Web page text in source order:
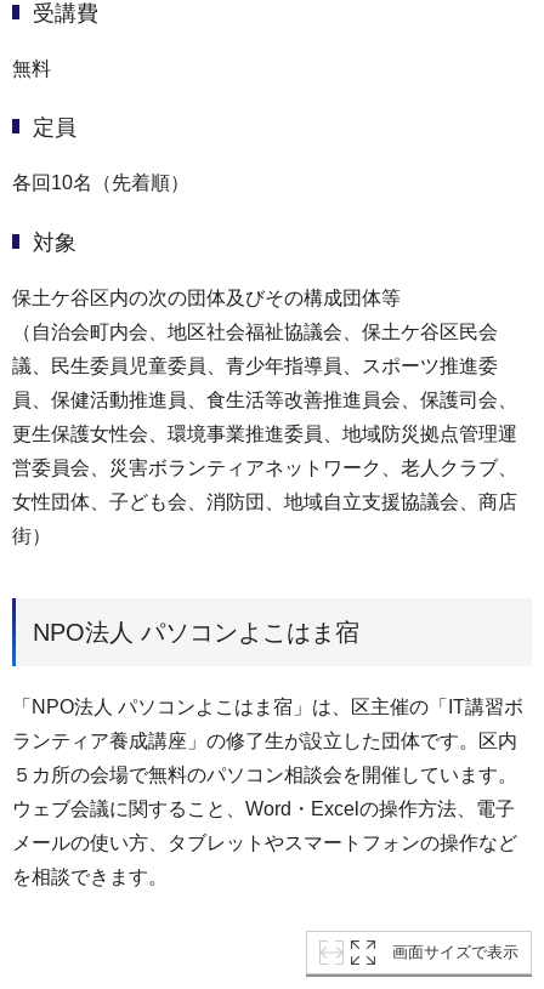
受講費
無料
定員
各回10名（先着順）
対象
保土ケ谷区内の次の団体及びその構成団体等
（自治会町内会、地区社会福祉協議会、保土ケ谷区民会
議、民生委員児童委員、青少年指導員、スポーツ推進委
員、保健活動推進員、食生活等改善推進員会、保護司会、
更生保護女性会、環境事業推進委員、地域防災拠点管理運
営委員会、災害ボランティアネットワーク、老人クラブ、
女性団体、子ども会、消防団、地域自立支援協議会、商店
街）
NPO法人 パソコンよこはま宿
「NPO法人 パソコンよこはま宿」は、区主催の「IT講習ボ
ランティア養成講座」の修了生が設立した団体です。区内
５カ所の会場で無料のパソコン相談会を開催しています。
ウェブ会議に関すること、Word・Excelの操作方法、電子
メールの使い方、タブレットやスマートフォンの操作など
を相談できます。
画面サイズで表示